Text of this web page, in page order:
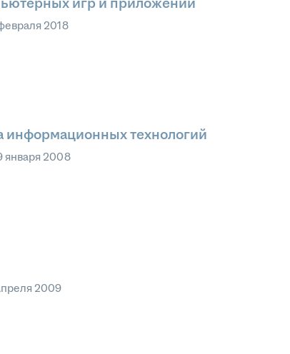
игр и приложений
2018
информационных технологий
января 2008
2009